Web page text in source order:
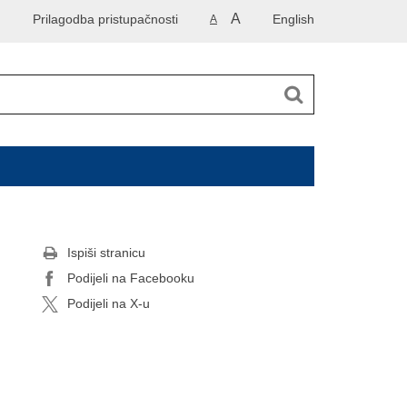
English
A A
Prilagodba pristupačnosti
Ispiši stranicu
Podijeli na Facebooku
Podijeli na X-u